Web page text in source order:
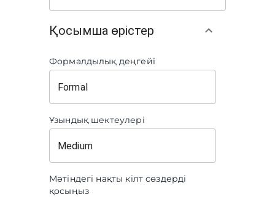
Қосымша өрістер
Формалдылық деңгейі
Ұзындық шектеулері
Мәтіндегі нақты кілт сөздерді
қосыңыз